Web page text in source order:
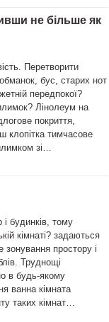
не більше як
Перетворити
бус, старих нот
передпокої?
Лінолеум на
покриття,
клопітка тимчасове
зі…
будинків, тому
кімнаті? задаються
зонування простору і
Труднощі
в будь-якому
ванна кімната
таких кімнат…